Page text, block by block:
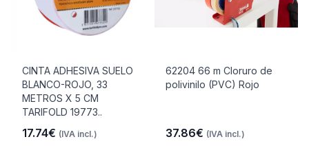
CINTA ADHESIVA SUELO
BLANCO-ROJO, 33
METROS X 5 CM
TARIFOLD 19773..
17.74€ (IVA incl.)
62204 66 m Cloruro de
polivinilo (PVC) Rojo
37.86€ (IVA incl.)